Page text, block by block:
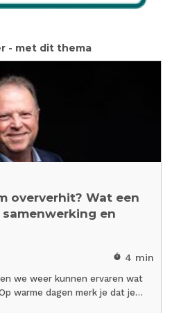
- met dit thema
oververhit? Wat een
en
timer 4 min
we weer kunnen ervaren wat
warme dagen merk je dat je…